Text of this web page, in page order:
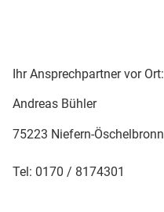
Ihr Ansprechpartner vor Ort:
Andreas Bühler
75223 Niefern-Öschelbronn
Tel: 0170 / 8174301